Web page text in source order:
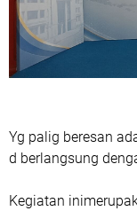
Yg palig beresan
d berlangsung
Kegiatan